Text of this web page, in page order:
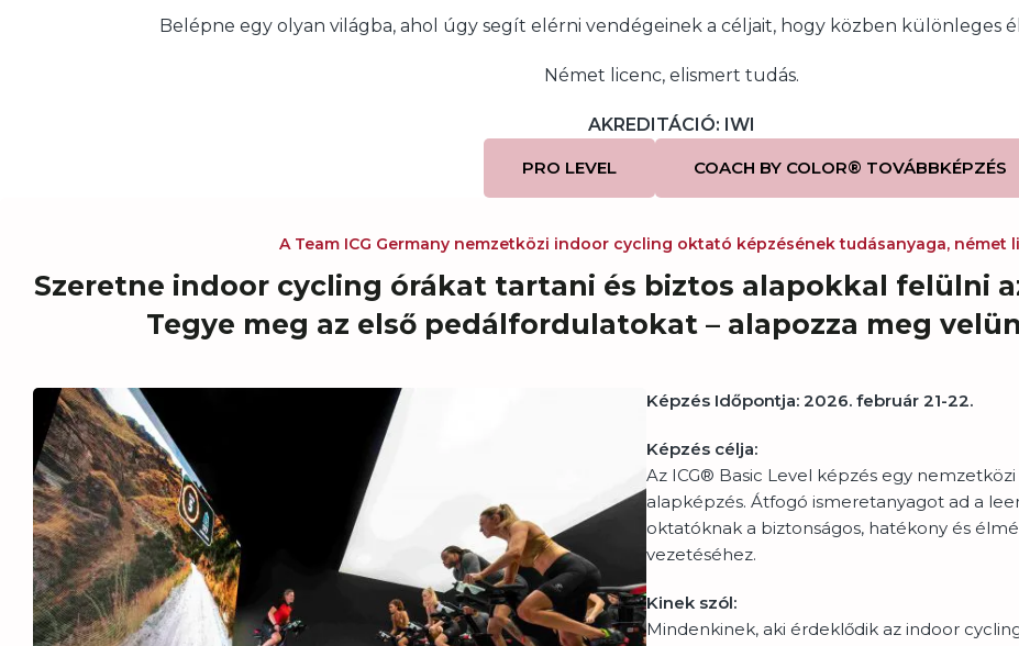
Belépne egy olyan világba, ahol úgy segít elérni vendégeinek a céljait, hogy közben különleges
Német licenc, elismert tudás.
AKREDITÁCIÓ: IWI
PRO LEVEL COACH BY COLOR® TOVÁBBKÉPZÉS
A Team ICG Germany nemzetközi indoor cycling oktató képzésének tudásanyaga, német
Szeretne indoor cycling órákat tartani és biztos alapokkal felülni
Tegye meg az első pedálfordulatokat – alapozza meg
Képzés Időpontja: 2026. február 21-22.
Képzés célja:
Az ICG® Basic Level képzés egy
alapképzés. Átfogó ismeretanyagot ad a
oktatóknak a biztonságos, hatékony és
vezetéséhez.
Kinek szól:
Mindenkinek, aki érdeklődik az indoor